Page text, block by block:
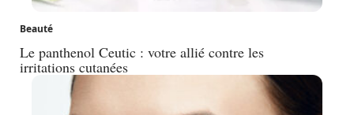
Beauté
Le panthenol Ceutic : votre allié contre les
irritations cutanées